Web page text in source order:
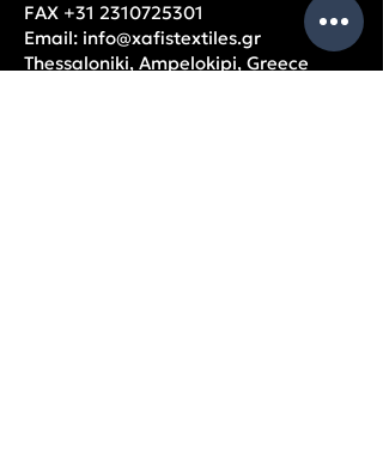
FAX +31 2310725301
Email: info@xafistextiles.gr
Thessaloniki, Ampelokipi, Greece